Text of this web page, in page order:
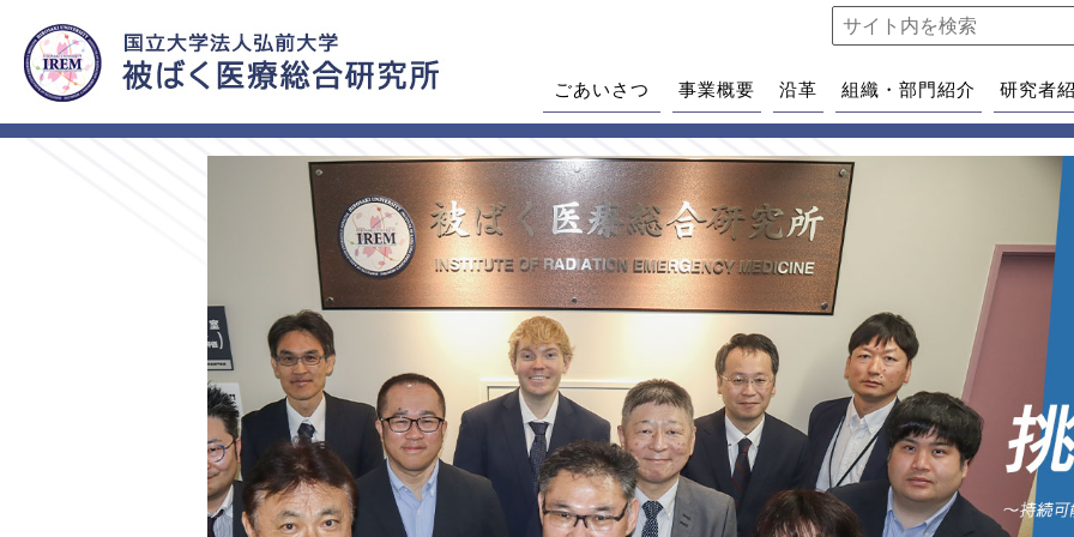
ごあいさつ 事業概要 沿革 組織・部門紹介 研究者